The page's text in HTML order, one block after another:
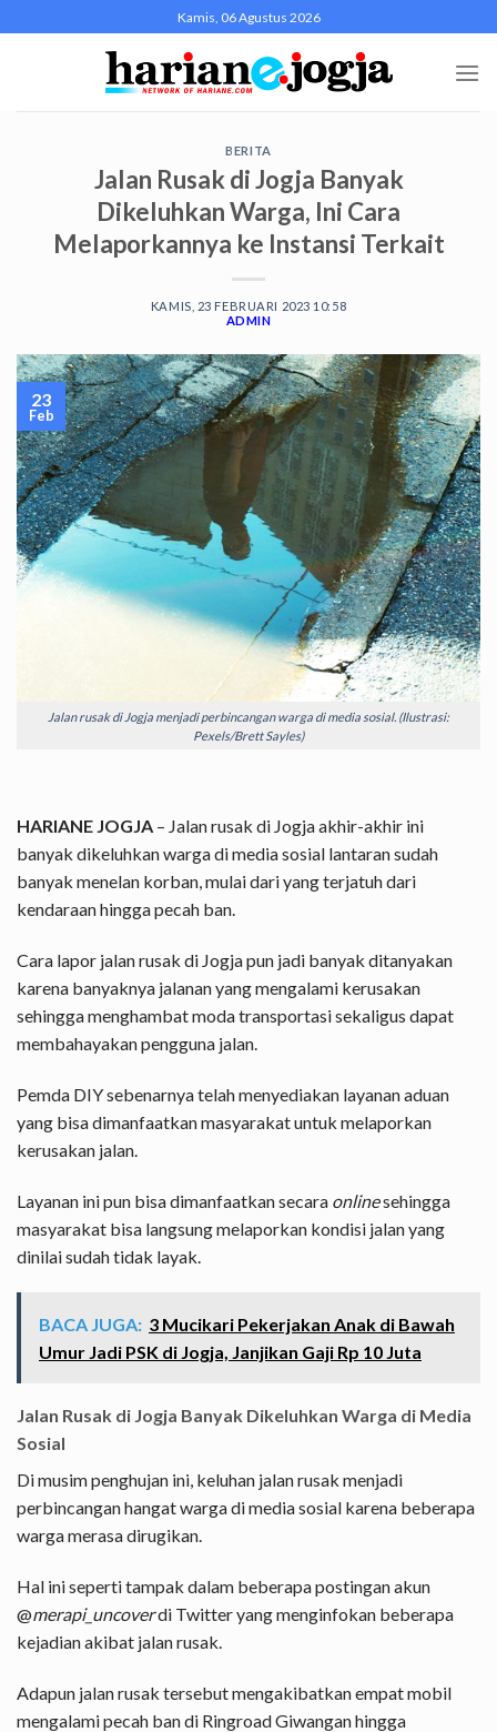
to
Kamis, 06 Agustus 2026
BERITA
Jalan Rusak di Jogja Banyak
Dikeluhkan Warga, Ini Cara
Melaporkannya ke Instansi Terkait
KAMIS, 23 FEBRUARI 2023 10:58
ADMIN
Jalan rusak di Jogja menjadi perbincangan warga di media sosial. (Ilustrasi:
Pexels/Brett Sayles)
23
Feb
HARIANE JOGJA – Jalan rusak di Jogja akhir-akhir ini
banyak dikeluhkan warga di media sosial lantaran sudah
banyak menelan korban, mulai dari yang terjatuh dari
kendaraan hingga pecah ban.
Cara lapor jalan rusak di Jogja pun jadi banyak ditanyakan
karena banyaknya jalanan yang mengalami kerusakan
sehingga menghambat moda transportasi sekaligus dapat
membahayakan pengguna jalan.
Pemda DIY sebenarnya telah menyediakan layanan aduan
yang bisa dimanfaatkan masyarakat untuk melaporkan
kerusakan jalan.
Layanan ini pun bisa dimanfaatkan secara onlinesehingga
masyarakat bisa langsung melaporkan kondisi jalan yang
dinilai sudah tidak layak.
BACA JUGA: 3 Mucikari Pekerjakan Anak di Bawah
Umur Jadi PSK di Jogja, Janjikan Gaji Rp 10 Juta
Jalan Rusak di Jogja Banyak Dikeluhkan Warga di Media
Sosial
Di musim penghujan ini, keluhan jalan rusak menjadi
perbincangan hangat warga di media sosial karena beberapa
warga merasa dirugikan.
Hal ini seperti tampak dalam beberapa postingan akun
@merapi_uncoverdi Twitter yang menginfokan beberapa
kejadian akibat jalan rusak.
Adapun jalan rusak tersebut mengakibatkan empat mobil
mengalami pecah ban di Ringroad Giwangan hingga